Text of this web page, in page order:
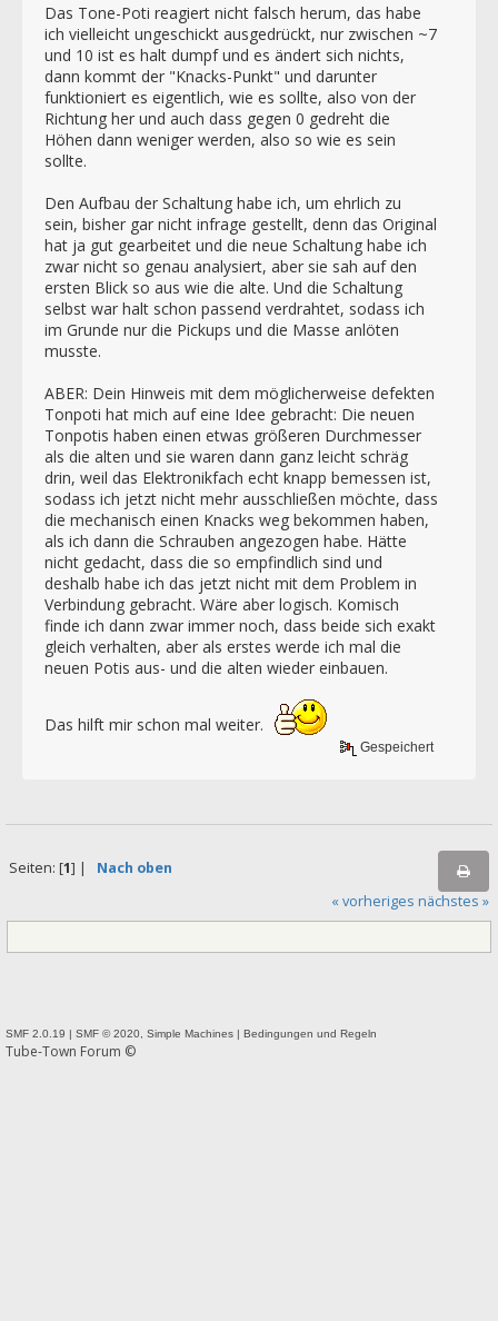
Das Tone-Poti reagiert nicht falsch herum, das habe
ich vielleicht ungeschickt ausgedrückt, nur zwischen ~7
und 10 ist es halt dumpf und es ändert sich nichts,
dann kommt der "Knacks-Punkt" und darunter
funktioniert es eigentlich, wie es sollte, also von der
Richtung her und auch dass gegen 0 gedreht die
Höhen dann weniger werden, also so wie es sein
sollte.
Den Aufbau der Schaltung habe ich, um ehrlich zu
sein, bisher gar nicht infrage gestellt, denn das Original
hat ja gut gearbeitet und die neue Schaltung habe ich
zwar nicht so genau analysiert, aber sie sah auf den
ersten Blick so aus wie die alte. Und die Schaltung
selbst war halt schon passend verdrahtet, sodass ich
im Grunde nur die Pickups und die Masse anlöten
musste.
ABER: Dein Hinweis mit dem möglicherweise defekten
Tonpoti hat mich auf eine Idee gebracht: Die neuen
Tonpotis haben einen etwas größeren Durchmesser
als die alten und sie waren dann ganz leicht schräg
drin, weil das Elektronikfach echt knapp bemessen ist,
sodass ich jetzt nicht mehr ausschließen möchte, dass
die mechanisch einen Knacks weg bekommen haben,
als ich dann die Schrauben angezogen habe. Hätte
nicht gedacht, dass die so empfindlich sind und
deshalb habe ich das jetzt nicht mit dem Problem in
Verbindung gebracht. Wäre aber logisch. Komisch
finde ich dann zwar immer noch, dass beide sich exakt
gleich verhalten, aber als erstes werde ich mal die
neuen Potis aus- und die alten wieder einbauen.
Das hilft mir schon mal weiter.
Gespeichert
Seiten: [1] | Nach oben
« vorheriges nächstes »
SMF 2.0.19 | SMF © 2020 Simple Machines | Bedingungen und Regeln
Tube-Town Forum ©